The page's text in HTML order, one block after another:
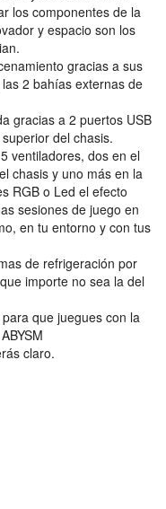
los componentes de la
y espacio son los
gracias a sus
2 bahías externas de
gracias a 2 puertos USB
del chasis.
ventiladores, dos en el
chasis y uno más en la
RGB o Led el efecto
sesiones de juego en
en tu entorno y con tus
de refrigeración por
importe no sea la del
que juegues con la
claro.